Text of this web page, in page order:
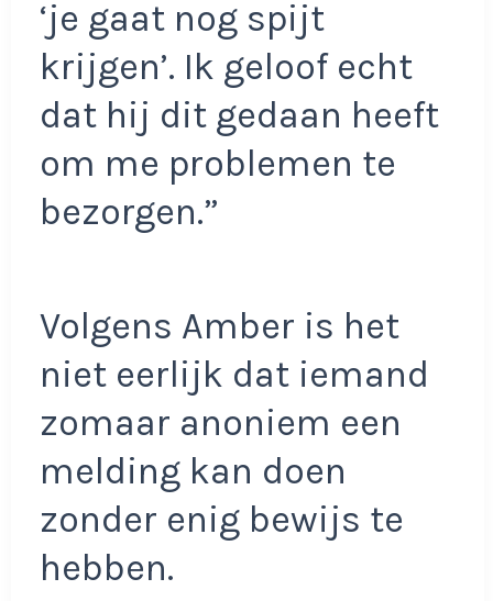
‘je gaat nog spijt
krijgen’. Ik geloof echt
dat hij dit gedaan heeft
om me problemen te
bezorgen.”
Volgens Amber is het
niet eerlijk dat iemand
zomaar anoniem een
melding kan doen
zonder enig bewijs te
hebben.